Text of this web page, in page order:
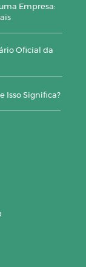
Empresa:
Oficial da
Isso Significa?